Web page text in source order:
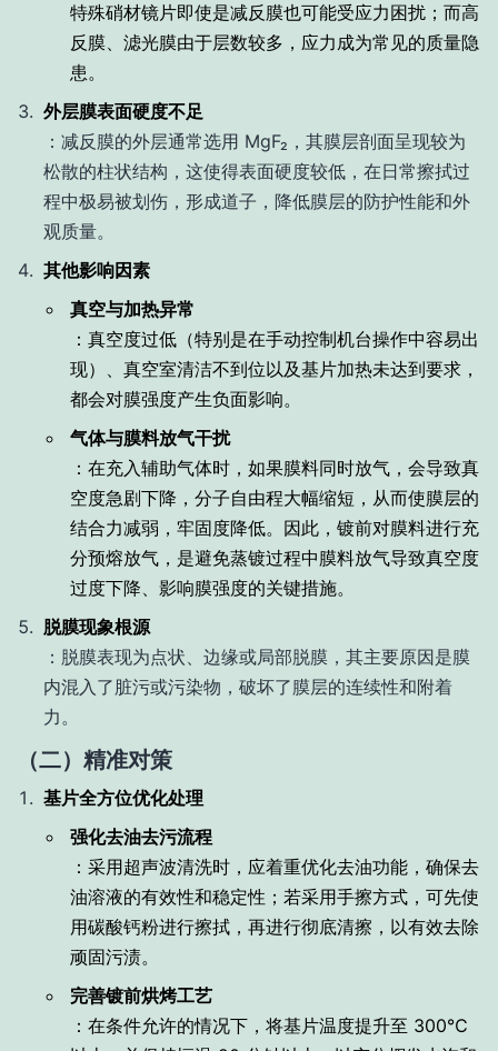
特殊硝材镜片即使是减反膜也可能受应力困扰；而高
反膜、滤光膜由于层数较多，应力成为常见的质量隐
患。
外层膜表面硬度不足
：减反膜的外层通常选用 MgF₂，其膜层剖面呈现较为
松散的柱状结构，这使得表面硬度较低，在日常擦拭过
程中极易被划伤，形成道子，降低膜层的防护性能和外
观质量。
其他影响因素
真空与加热异常
：真空度过低（特别是在手动控制机台操作中容易出
现）、真空室清洁不到位以及基片加热未达到要求，
都会对膜强度产生负面影响。
气体与膜料放气干扰
：在充入辅助气体时，如果膜料同时放气，会导致真
空度急剧下降，分子自由程大幅缩短，从而使膜层的
结合力减弱，牢固度降低。因此，镀前对膜料进行充
分预熔放气，是避免蒸镀过程中膜料放气导致真空度
过度下降、影响膜强度的关键措施。
脱膜现象根源
：脱膜表现为点状、边缘或局部脱膜，其主要原因是膜
内混入了脏污或污染物，破坏了膜层的连续性和附着
力。
（二）精准对策
基片全方位优化处理
强化去油去污流程
：采用超声波清洗时，应着重优化去油功能，确保去
油溶液的有效性和稳定性；若采用手擦方式，可先使
用碳酸钙粉进行擦拭，再进行彻底清擦，以有效去除
顽固污渍。
完善镀前烘烤工艺
：在条件允许的情况下，将基片温度提升至 300℃